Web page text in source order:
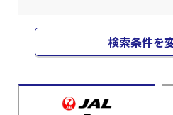
検索条件を